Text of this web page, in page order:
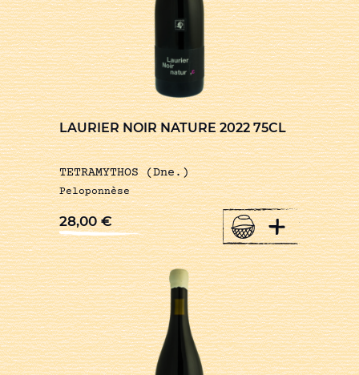
LAURIER NOIR NATURE 2022 75CL
TETRAMYTHOS (Dne.)
Peloponnèse
28,00€ +